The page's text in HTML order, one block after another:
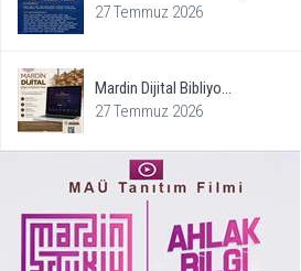
27 Temmuz 2026
Mardin Dijital Bibliyo...
27 Temmuz 2026